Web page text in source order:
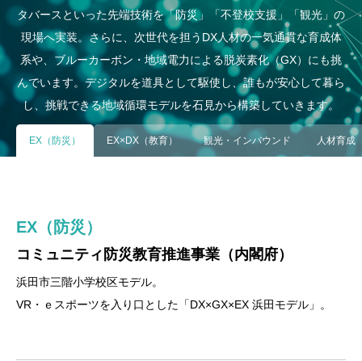
タバースといった先端技術を「防災」「不登校支援」「観光」の
現場へ実装。さらに、次世代を担うDX人材の一気通貫な育成体
系や、ブルーカーボン・地域電力による脱炭素化（GX）にも挑
んでいます。デジタルを道具として駆使し、誰もが安心して暮ら
し、挑戦できる地域循環モデルを石見から構築していきます。
EX（防災） EX×DX（教育） 観光・インバウンド 人材育成
EX（防災）
コミュニティ防災教育推進事業（内閣府）
浜田市三階小学校区モデル。
VR・ｅスポーツを入り口とした「DX×GX×EX 浜田モデル」。
EX×DX（教育）
メタバース子どもの居場所（フリースクール）
cluster「青空教室」開校。
不登校支援。
観光・インバウンド
江津市観光まちづくり（観光庁）／Iwami
Tribe（文化庁・日本博）
有福温泉・江津本町・浅利の３拠点、石見神楽×石見瓦×メタバー
人材育成
ｅスポーツ・DX人材育成
子ども→高校生→大学生→社会人の一気通貫パイプライン
GX
ブルーカーボン・環境省補助金研究
浜田市×地域電力会社のGX連携構想